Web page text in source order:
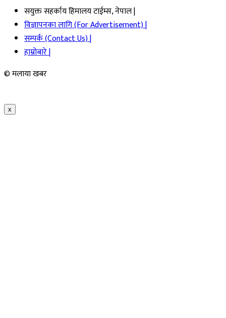
सयुक्त सहर्काय हिमालय टाईम्स, नेपाल |
विज्ञापनका लागि (For Advertisement) |
सम्पर्क (Contact Us) |
हाम्रोबारे |
© मलाया खबर
x